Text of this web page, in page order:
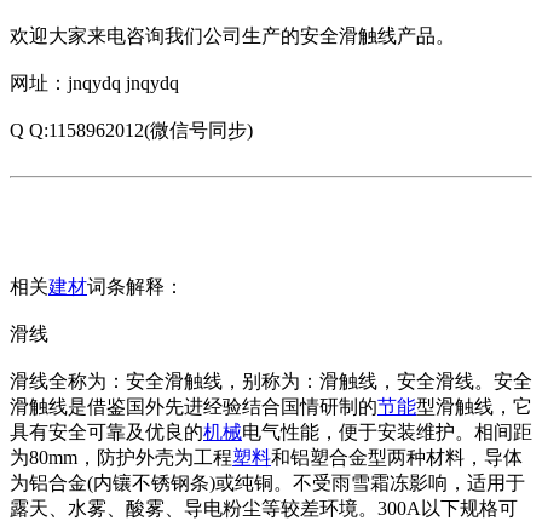
欢迎大家来电咨询我们公司生产的安全滑触线产品。
网址：jnqydq jnqydq
Q Q:1158962012(微信号同步)
相关建材词条解释：
滑线
滑线全称为：安全滑触线，别称为：滑触线，安全滑线。安全
滑触线是借鉴国外先进经验结合国情研制的节能型滑触线，它
具有安全可靠及优良的机械电气性能，便于安装维护。相间距
为80mm，防护外壳为工程塑料和铝塑合金型两种材料，导体
为铝合金(内镶不锈钢条)或纯铜。不受雨雪霜冻影响，适用于
露天、水雾、酸雾、导电粉尘等较差环境。300A以下规格可